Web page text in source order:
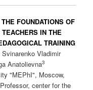
FOUNDATIONS OF
IN THE
TRAINING
Svinarenko Vladimir
Anatolievna3
"MEPhI", Moscow,
center for the